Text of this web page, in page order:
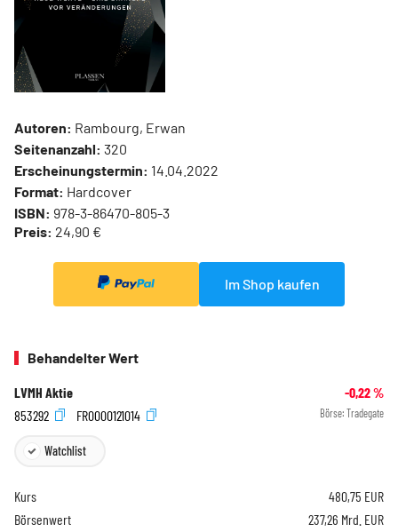
Autoren: Rambourg, Erwan
Seitenanzahl: 320
Erscheinungstermin: 14.04.2022
Format: Hardcover
ISBN: 978-3-86470-805-3
Preis: 24,90 €
Im Shop kaufen
Behandelter Wert
LVMH Aktie -0,22%
853292
FR0000121014 Börse: Tradegate
Watchlist
Kurs 480,75 EUR
Börsenwert
237,26 Mrd. EUR